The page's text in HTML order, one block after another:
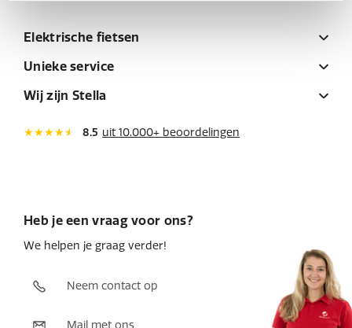
Elektrische fietsen
Unieke service
Wij zijn Stella
Heb je een vraag voor ons?
We helpen je graag verder!
Neem contact op
Mail met ons
8.5 uit 10.000+ beoordelingen